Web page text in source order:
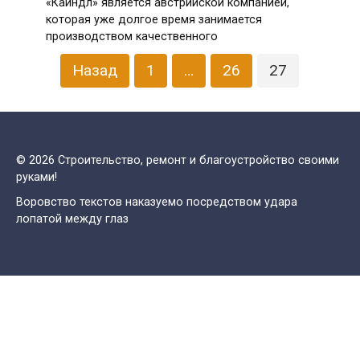
«Кайндл» является австрийской компанией,
которая уже долгое время занимается
производством качественного
Пагинация
записей
Назад 1 … 26 27
© 2026 Строительство, ремонт и благоустройство своими
руками!
Воровство текстов наказуемо посредством удара
лопатой между глаз